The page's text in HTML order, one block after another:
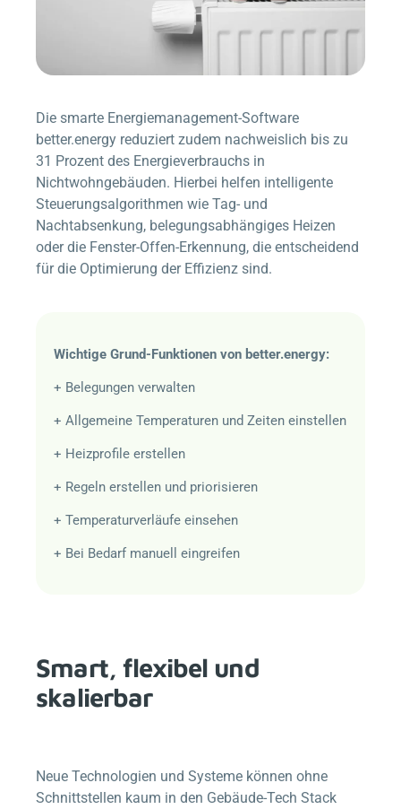
Die smarte Energiemanagement-Software
better.energy reduziert zudem nachweislich bis zu
31 Prozent des Energieverbrauchs in
Nichtwohngebäuden. Hierbei helfen intelligente
Steuerungsalgorithmen wie Tag- und
Nachtabsenkung, belegungsabhängiges Heizen
oder die Fenster-Offen-Erkennung, die entscheidend
für die Optimierung der Effizienz sind.
Wichtige Grund-Funktionen von better.energy:
+ Belegungen verwalten
+ Allgemeine Temperaturen und Zeiten einstellen
+ Heizprofile erstellen
+ Regeln erstellen und priorisieren
+ Temperaturverläufe einsehen
+ Bei Bedarf manuell eingreifen
Smart, flexibel und
skalierbar
Neue Technologien und Systeme können ohne
Schnittstellen kaum in den Gebäude-Tech Stack